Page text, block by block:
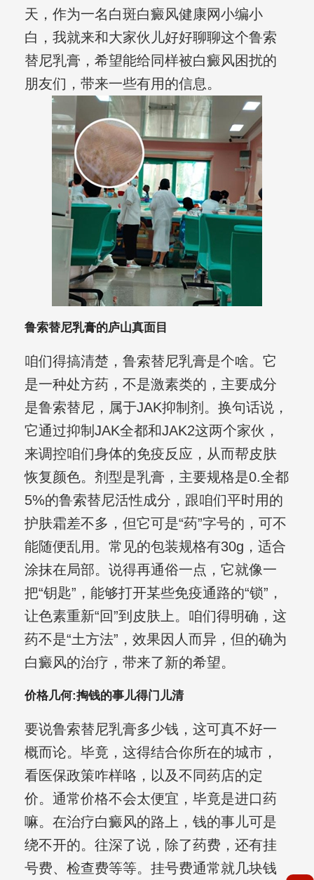
天，作为一名白斑白癜风健康网小编小
白，我就来和大家伙儿好好聊聊这个鲁索
替尼乳膏，希望能给同样被白癜风困扰的
朋友们，带来一些有用的信息。
鲁索替尼乳膏的庐山真面目
咱们得搞清楚，鲁索替尼乳膏是个啥。它
是一种处方药，不是激素类的，主要成分
是鲁索替尼，属于JAK抑制剂。换句话说，
它通过抑制JAK全都和JAK2这两个家伙，
来调控咱们身体的免疫反应，从而帮皮肤
恢复颜色。剂型是乳膏，主要规格是0.全都
5%的鲁索替尼活性成分，跟咱们平时用的
护肤霜差不多，但它可是“药”字号的，可不
能随便乱用。常见的包装规格有30g，适合
涂抹在局部。说得再通俗一点，它就像一
把“钥匙”，能够打开某些免疫通路的“锁”，
让色素重新“回”到皮肤上。咱们得明确，这
药不是“土方法”，效果因人而异，但的确为
白癜风的治疗，带来了新的希望。
价格几何:掏钱的事儿得门儿清
要说鲁索替尼乳膏多少钱，这可真不好一
概而论。毕竟，这得结合你所在的城市，
看医保政策咋样咯，以及不同药店的定
价。通常价格不会太便宜，毕竟是进口药
嘛。在治疗白癜风的路上，钱的事儿可是
绕不开的。往深了说，除了药费，还有挂
号费、检查费等等。挂号费通常就几块钱